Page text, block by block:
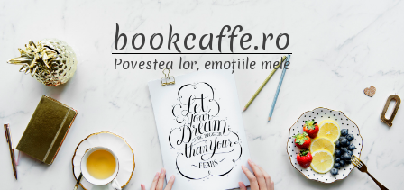
content
bookcaffe.ro
Povestea lor, emoțiile mele